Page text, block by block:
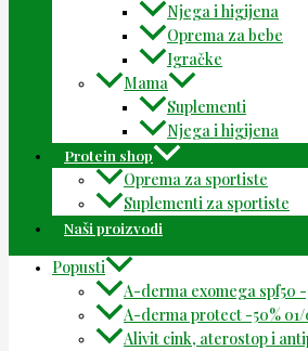
Njega i higijena
Oprema za bebe
Igračke
Mama
Suplementi
Njega i higijena
Protein shop
Oprema za sportiste
Suplementi za sportiste
Naši proizvodi
Popusti
A-derma exomega spf50 -
A-derma protect -50% 01/
Alivit cink, aterostop i